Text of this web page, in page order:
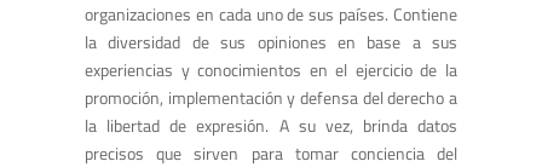
organizaciones en cada uno de sus países. Contiene
la diversidad de sus opiniones en base a sus
experiencias y conocimientos en el ejercicio de la
promoción, implementación y defensa del derecho a
la libertad de expresión. A su vez, brinda datos
precisos que sirven para tomar conciencia del